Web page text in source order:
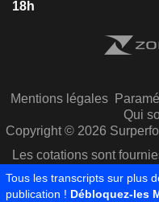
18h
Mentions légales
Qui
Copyright © 2026
Les cotations sont
Tous les transcripts sur plus
publication ! Débloquez-les